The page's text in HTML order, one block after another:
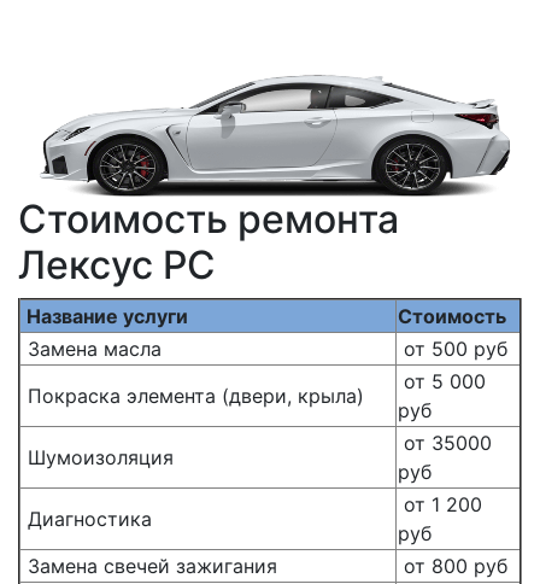
Стоимость ремонта
Лексус РС
Название услуги
Стоимость
Замена масла
от 500 руб
Покраска элемента (двери, крыла)
от 5 000
руб
Шумоизоляция
от 35000
руб
Диагностика
от 1 200
руб
Замена свечей зажигания
от 800 руб